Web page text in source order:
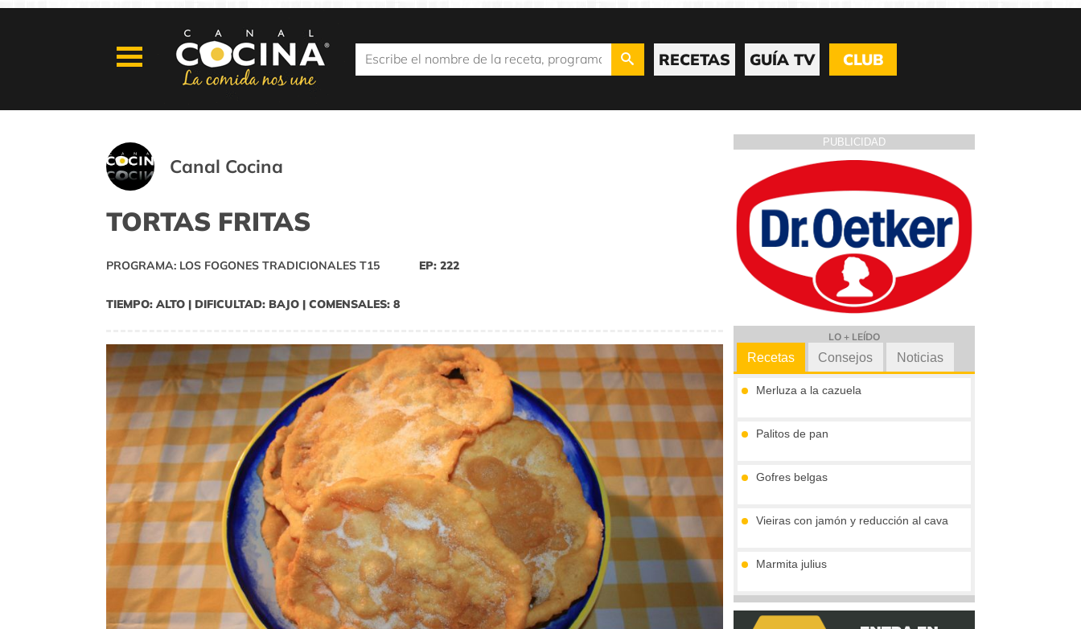
RECETAS GUÍA TV CLUB
Canal Cocina
TORTAS FRITAS
PROGRAMA: LOS FOGONES TRADICIONALES T15 EP: 222
TIEMPO: ALTO | DIFICULTAD: BAJO | COMENSALES: 8
PUBLICIDAD
LO + LEÍDO
Recetas
Merluza a la cazuela
Palitos de pan
Gofres belgas
Vieiras con jamón y reducción al cava
Marmita julius
Tronco de chocolate y turrón (sin gluten)
Consejos Noticias